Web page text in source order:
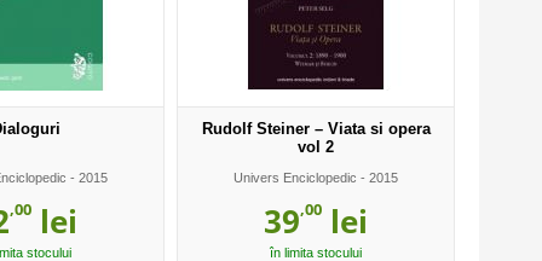
- 2015
,00 lei
stocului
Rudolf Steiner – Viata si opera
vol 2
Univers Enciclopedic - 2015
39,00 lei
în limita stocului